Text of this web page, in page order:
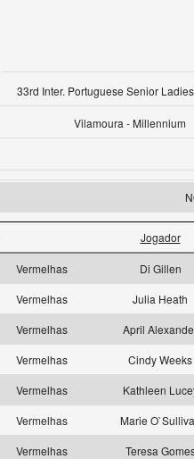
33rd Inter. Portuguese Senior
Vilamoura - Millennium
Jogador
Vermelhas
Di Gillen
Vermelhas
Julia Heath
Vermelhas
April
Vermelhas
Cindy Weeks
Vermelhas
Kathleen
Vermelhas
Marie
Vermelhas
Teresa